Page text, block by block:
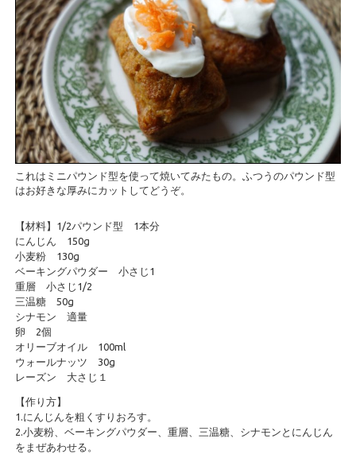
これはミニパウンド型を使って焼いてみたもの。ふつうのパウンド型
はお好きな厚みにカットしてどうぞ。
【材料】1/2パウンド型 1本分
にんじん 150g
小麦粉 130g
ベーキングパウダー 小さじ1
重層 小さじ1/2
三温糖 50g
シナモン 適量
卵 2個
オリーブオイル 100ml
ウォールナッツ 30g
レーズン 大さじ１
【作り方】
1.にんじんを粗くすりおろす。
2.小麦粉、ベーキングパウダー、重層、三温糖、シナモンとにんじん
をまぜあわせる。